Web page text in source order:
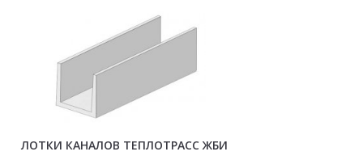
ЛОТКИ КАНАЛОВ ТЕПЛОТРАСС ЖБИ